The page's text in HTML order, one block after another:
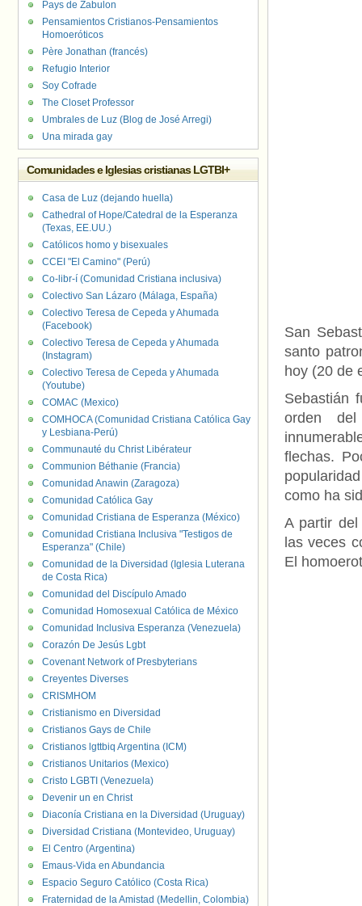
San
santo
hoy (20 de
Sebastián
orden
flechas.
como ha
A partir
las veces
El
Pays de Zabulon
Pensamientos Cristianos-Pensamientos
Homoeróticos
Père Jonathan (francés)
Refugio Interior
Soy Cofrade
The Closet Professor
Umbrales de Luz (Blog de José Arregi)
Una mirada gay
Comunidades e Iglesias cristianas LGTBI+
Casa de Luz (dejando huella)
Cathedral of Hope/Catedral de la Esperanza
(Texas, EE.UU.)
Católicos homo y bisexuales
CCEI "El Camino" (Perú)
Co-libr-í (Comunidad Cristiana inclusiva)
Colectivo San Lázaro (Málaga, España)
Colectivo Teresa de Cepeda y Ahumada
(Facebook)
Colectivo Teresa de Cepeda y Ahumada
(Instagram)
Colectivo Teresa de Cepeda y Ahumada
(Youtube)
COMAC (Mexico)
COMHOCA (Comunidad Cristiana Católica Gay
y Lesbiana-Perú)
Communauté du Christ Libérateur
Communion Béthanie (Francia)
Comunidad Anawin (Zaragoza)
Comunidad Católica Gay
Comunidad Cristiana de Esperanza (México)
Comunidad Cristiana Inclusiva "Testigos de
Esperanza" (Chile)
Comunidad de la Diversidad (Iglesia Luterana
de Costa Rica)
Comunidad del Discípulo Amado
Comunidad Homosexual Católica de México
Comunidad Inclusiva Esperanza (Venezuela)
Corazón De Jesús Lgbt
Covenant Network of Presbyterians
Creyentes Diverses
CRISMHOM
Cristianismo en Diversidad
Cristianos Gays de Chile
Cristianos lgttbiq Argentina (ICM)
Cristianos Unitarios (Mexico)
Cristo LGBTI (Venezuela)
Devenir un en Christ
Diaconía Cristiana en la Diversidad (Uruguay)
Diversidad Cristiana (Montevideo, Uruguay)
El Centro (Argentina)
Emaus-Vida en Abundancia
Espacio Seguro Católico (Costa Rica)
Fraternidad de la Amistad (Medellin, Colombia)